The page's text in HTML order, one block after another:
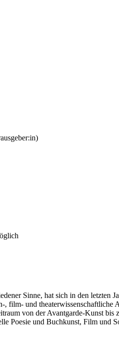
Sinne, hat sich in den letzten
film- und
von der Avantgarde-Kunst
Poesie und Buchkunst, Film und